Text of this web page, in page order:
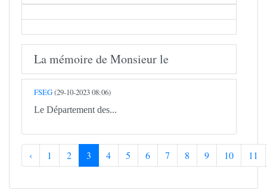
La mémoire de Monsieur le
FSEG(29-10-2023 08:06)
Le Département des...
‹ 1 2 3 4 5 6 7 8 9 10 11